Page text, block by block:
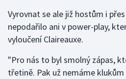
Vyrovnat se ale již hostům i
nepodařilo ani v power-play,
vyloučení Claireauxe.
"Pro nás to byl smolný zápas,
třetině. Pak už nemáme